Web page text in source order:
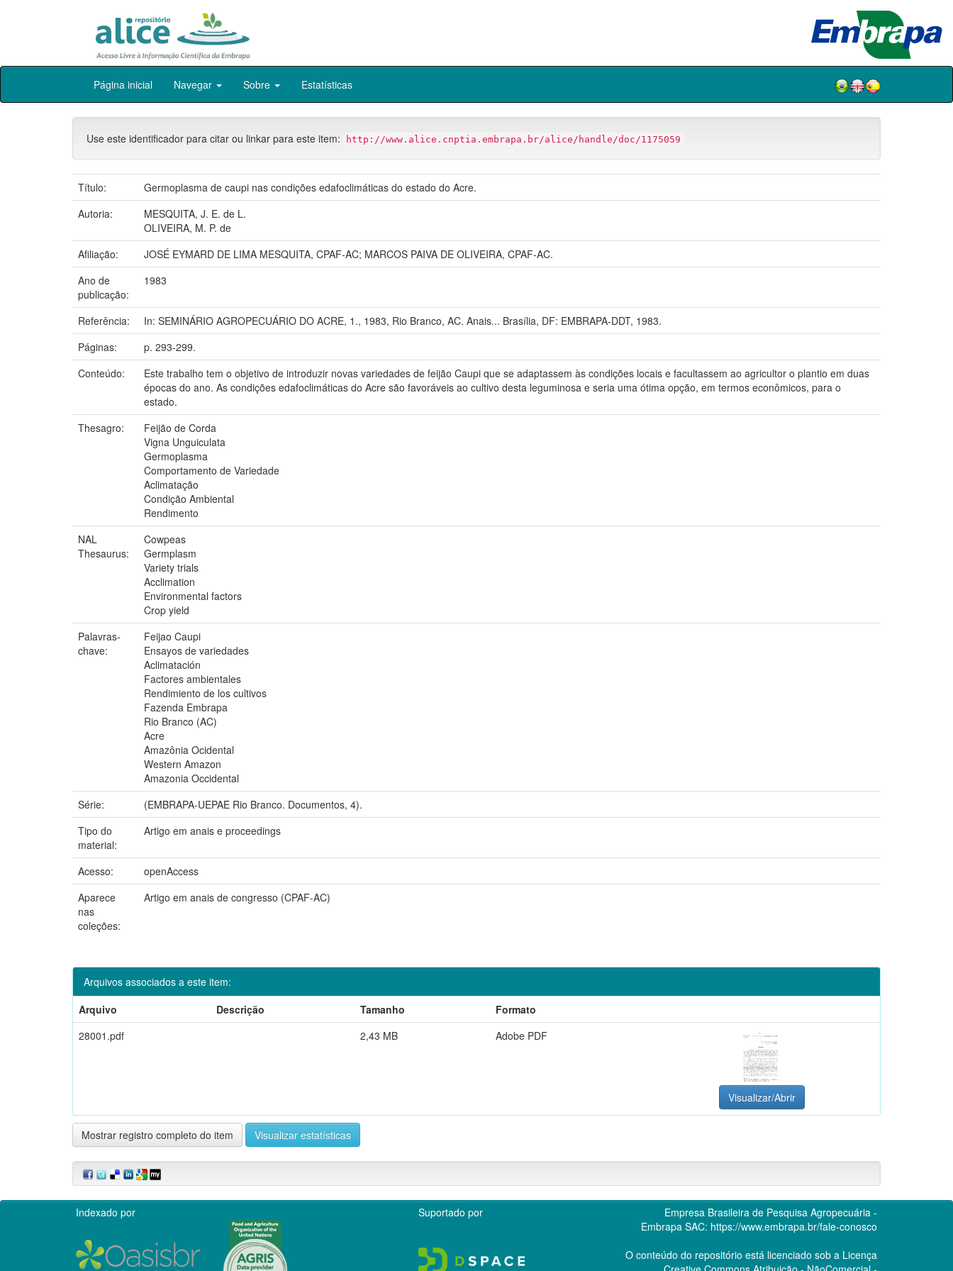
Skip
Página inicial Navegar Sobre Estatísticas
Use este identificador para citar ou linkar para este item: http://www.alice.cnptia.embrapa.br/alice/handle/doc/1175059
Título:
Germoplasma de caupi nas condições edafoclimáticas do estado do Acre.
Autoria:
MESQUITA, J. E. de L.
OLIVEIRA, M. P. de
Afiliação:
JOSÉ EYMARD DE LIMA MESQUITA, CPAF-AC; MARCOS PAIVA DE OLIVEIRA, CPAF-AC.
Ano de
publicação:
1983
Referência:
In: SEMINÁRIO AGROPECUÁRIO DO ACRE, 1., 1983, Rio Branco, AC. Anais... Brasília, DF: EMBRAPA-DDT, 1983.
Páginas:
p. 293-299.
Conteúdo:
Este trabalho tem o objetivo de introduzir novas variedades de feijão Caupi que se adaptassem às condições locais e facultassem ao agricultor o plantio em duas
épocas do ano. As condições edafoclimáticas do Acre são favoráveis ao cultivo desta leguminosa e seria uma ótima opção, em termos econômicos, para o
estado.
Thesagro:
Feijão de Corda
Vigna Unguiculata
Germoplasma
Comportamento de Variedade
Aclimatação
Condição Ambiental
Rendimento
NAL
Thesaurus:
Cowpeas
Germplasm
Variety trials
Acclimation
Environmental factors
Crop yield
Palavras-
chave:
Feijao Caupi
Ensayos de variedades
Aclimatación
Factores ambientales
Rendimiento de los cultivos
Fazenda Embrapa
Rio Branco (AC)
Acre
Amazônia Ocidental
Western Amazon
Amazonia Occidental
Série:
(EMBRAPA-UEPAE Rio Branco. Documentos, 4).
Tipo do
material:
Artigo em anais e proceedings
Acesso:
openAccess
Aparece
nas
coleções:
Artigo em anais de congresso (CPAF-AC)
Arquivos associados a este item:
Arquivo
Descrição Tamanho
Formato
28001.pdf
2,43 MB Adobe PDF
Visualizar/Abrir
Mostrar registro completo do item Visualizar estatísticas
Indexado por Suportado por
Empresa Brasileira de Pesquisa Agropecuária -
Embrapa SAC: https://www.embrapa.br/fale-conosco
O conteúdo do repositório está licenciado sob a Licença